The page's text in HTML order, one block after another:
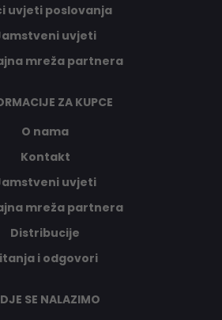
uvjeti poslovanja
uvjeti
mreža partnera
ZA KUPCE
O nama
Kontakt
uvjeti
mreža partnera
Distribucije
i odgovori
SE NALAZIMO